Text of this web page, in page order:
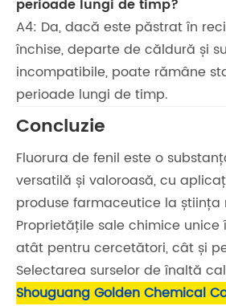
perioade lungi de timp?
A4: Da, dacă este păstrat în
închise, departe de căldură și
incompatibile, poate rămâne
perioade lungi de timp.
Concluzie
Fluorura de fenil este o
versatilă și valoroasă, cu
produse farmaceutice la știința
Proprietățile sale chimice
atât pentru cercetători, cât și
Selectarea surselor de înaltă
Shouguang Golden Chemical